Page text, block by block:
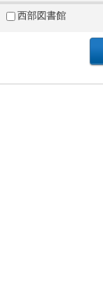
西部図書館